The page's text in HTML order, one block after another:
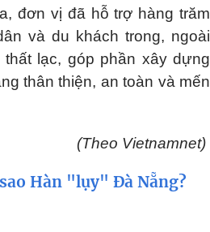
đơn vị đã hỗ trợ hàng trăm
và du khách trong, ngoài
lạc, góp phần xây dựng
thân thiện, an toàn và mến
(Theo Vietnamnet)
Hàn "lụy" Đà Nẵng?